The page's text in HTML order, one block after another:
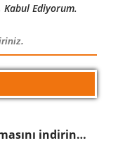
Ediyorum.
indirin…